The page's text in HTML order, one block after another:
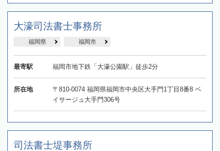
大濠司法書士事務所
福岡県 福岡市
最寄駅 福岡市地下鉄「大濠公園駅」徒歩2分
所在地
〒810-0074 福岡県福岡市中央区大手門1丁目8番8 ベ
イサージュ大手門306号
司法書士堤事務所